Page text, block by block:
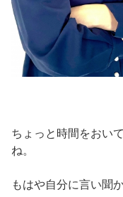
ちょっと時間をおい
ね。
もはや自分に言い聞